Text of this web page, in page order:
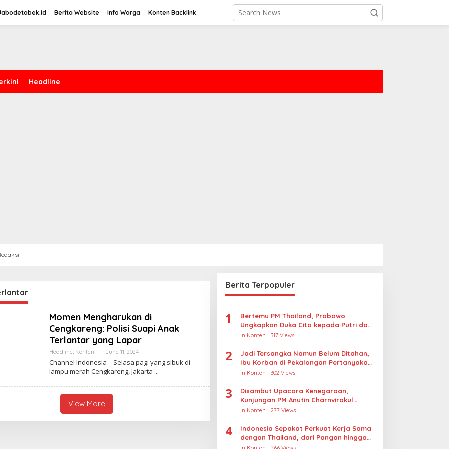
Berita Website Info Warga Konten Backlink
Headline
Momen Mengharukan di
Cengkareng: Polisi Suapi Anak
Terlantar yang Lapar
Headline, Konten June 11, 2024B
C
H
N
N
Channel Indonesia – Selasa pagi yang sibuk di
lampu merah Cengkareng, Jakarta
View More
Berita Terpopuler
1
Bertemu PM Thailand, Prabowo
Ungkapkan Duka Cita kepada Putri dan
Selamat Ulang Tahun ke Raja Thailand
In Konten 317 Views
2
Jadi Tersangka Namun Belum Ditahan,
Ibu Korban di Pekalongan Pertanyakan
Keseriusan Polisi Tangani Kasus
In Konten 302 Views
3
Disambut Upacara Kenegaraan,
Kunjungan PM Anutin Charnvirakul
Perkuat Hubungan Indonesia-Thailand
In Konten 277 Views
4
Indonesia Sepakat Perkuat Kerja Sama
dengan Thailand, dari Pangan hingga
Ekonomi Digital